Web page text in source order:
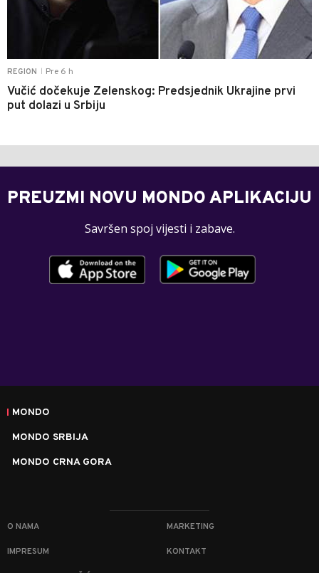
REGION Pre 6 h
Vučić dočekuje Zelenskog: Predsjednik Ukrajine prvi
put dolazi u Srbiju
PREUZMI NOVU MONDO APLIKACIJU
Savršen spoj vijesti i zabave.
MONDO
MONDO SRBIJA
MONDO CRNA GORA
O NAMA MARKETING
IMPRESUM KONTAKT